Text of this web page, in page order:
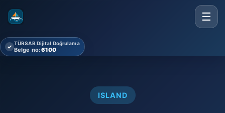
☰
✓ TÜRSAB Dijital Doğrulama
Belge no:6100
ISLAND